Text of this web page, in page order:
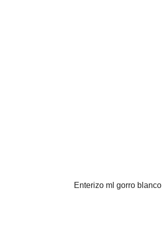
VISTA RÁPIDA
Enterizo ml gorro blanco